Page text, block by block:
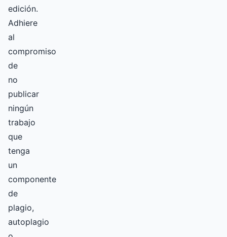
edición.
Adhiere
al
compromiso
de
no
publicar
ningún
trabajo
que
tenga
un
componente
de
plagio,
autoplagio